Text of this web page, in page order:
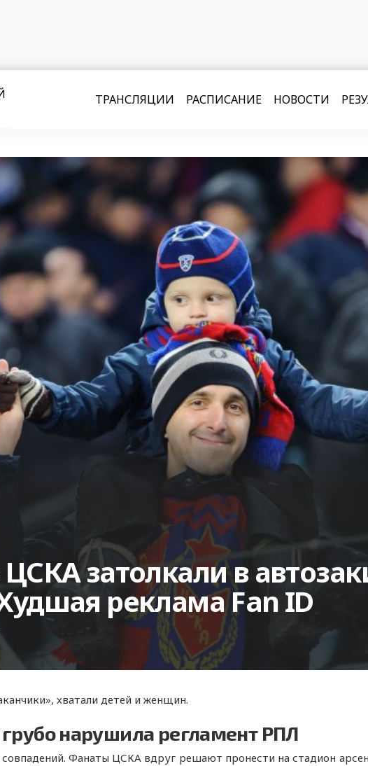
ТРАНСЛЯЦИИ РАСПИСАНИЕ НОВОСТИ
затолкали в
реклама Fan ID
хватали детей и женщин.
нарушила регламент РПЛ
Фанаты ЦСКА вдруг решают пронести на стадион